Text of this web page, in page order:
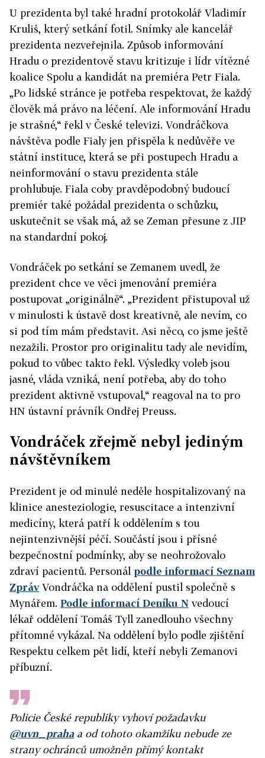
U prezidenta byl také hradní protokolář Vladimír
Kruliš, který setkání fotil. Snímky ale kancelář
prezidenta nezveřejnila. Způsob informování
Hradu o prezidentově stavu kritizuje i lídr vítězné
koalice Spolu a kandidát na premiéra Petr Fiala.
„Po lidské stránce je potřeba respektovat, že každý
člověk má právo na léčení. Ale informování Hradu
je strašné,“ řekl v České televizi. Vondráčkova
návštěva podle Fialy jen přispěla k nedůvěře ve
státní instituce, která se při postupech Hradu a
neinformování o stavu prezidenta stále
prohlubuje. Fiala coby pravděpodobný budoucí
premiér také požádal prezidenta o schůzku,
uskutečnit se však má, až se Zeman přesune z JIP
na standardní pokoj.
Vondráček po setkání se Zemanem uvedl, že
prezident chce ve věci jmenování premiéra
postupovat „originálně“. „Prezident přistupoval už
v minulosti k ústavě dost kreativně, ale nevím, co
si pod tím mám představit. Asi něco, co jsme ještě
nezažili. Prostor pro originalitu tady ale nevidím,
pokud to vůbec takto řekl. Výsledky voleb jsou
jasné, vláda vzniká, není potřeba, aby do toho
prezident aktivně vstupoval,“ reagoval na to pro
HN ústavní právník Ondřej Preuss.
Vondráček zřejmě nebyl jediným
návštěvníkem
Prezident je od minulé neděle hospitalizovaný na
klinice anesteziologie, resuscitace a intenzivní
medicíny, která patří k oddělením s tou
nejintenzivnější péčí. Součástí jsou i přísné
bezpečnostní podmínky, aby se neohrožovalo
zdraví pacientů. Personál podle informací Seznam
Zpráv Vondráčka na oddělení pustil společně s
Mynářem. Podle informací Deníku N vedoucí
lékař oddělení Tomáš Tyll zanedlouho všechny
přítomné vykázal. Na oddělení bylo podle zjištění
Respektu celkem pět lidí, kteří nebyli Zemanovi
příbuzní.
Policie České republiky vyhoví požadavku
@uvn_prahaa od tohoto okamžiku nebude ze
strany ochránců umožněn přímý kontakt